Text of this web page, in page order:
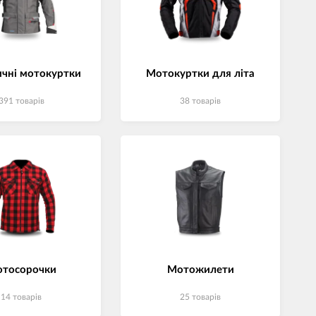
GPS-навігатори
моделі
мотокуртки
391 товарiв
Мотокуртки для літа
38 товарiв
14 товарiв
Мотожилети
25 товарiв